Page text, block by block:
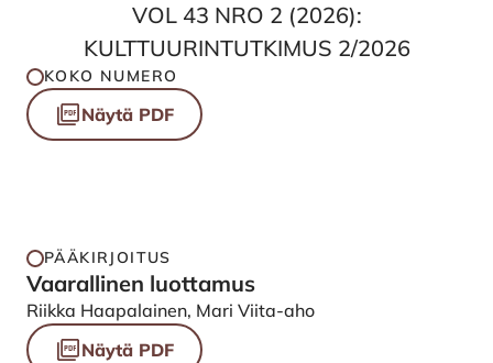
VOL 43 NRO 2 (2026):
KULTTUURINTUTKIMUS 2/2026
KOKO NUMERO
Näytä PDF
PÄÄKIRJOITUS
Vaarallinen luottamus
Riikka Haapalainen, Mari Viita-aho
Näytä PDF